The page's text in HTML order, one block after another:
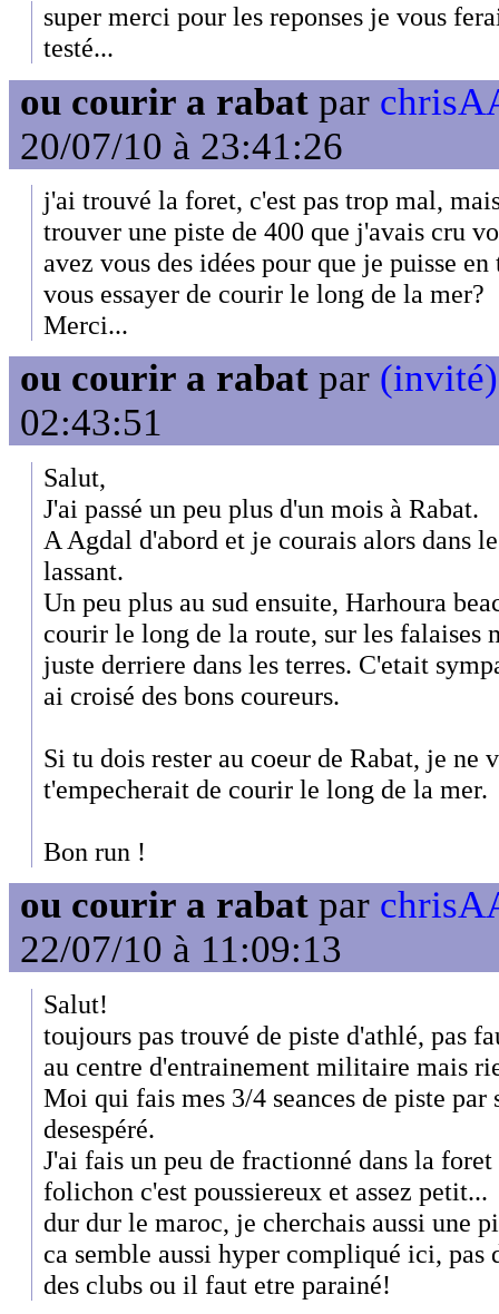
super merci pour les reponses je vous
testé...
ou courir a rabat par
20/07/10 à 23:41:26
j'ai trouvé la foret, c'est pas trop mal,
trouver une piste de 400 que j'avais cru
avez vous des idées pour que je puisse
vous essayer de courir le long de la mer?
Merci...
ou courir a rabat par (invité)
02:43:51
Salut,
J'ai passé un peu plus d'un mois à Rabat.
A Agdal d'abord et je courais alors dans
lassant.
Un peu plus au sud ensuite, Harhoura
courir le long de la route, sur les falaises
juste derriere dans les terres. C'etait
ai croisé des bons coureurs.
Si tu dois rester au coeur de Rabat, je ne
t'empecherait de courir le long de la mer.
Bon run !
ou courir a rabat par
22/07/10 à 11:09:13
Salut!
toujours pas trouvé de piste d'athlé, pas
au centre d'entrainement militaire mais
Moi qui fais mes 3/4 seances de piste par
desespéré.
J'ai fais un peu de fractionné dans la
folichon c'est poussiereux et assez petit...
dur dur le maroc, je cherchais aussi une
ca semble aussi hyper compliqué ici,
des clubs ou il faut etre parainé!